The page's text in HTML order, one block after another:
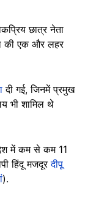
छात्र नेता
की एक और लहर
दी गई, जिनमें प्रमुख
भी शामिल थे
में कम से कम 11
हिंदू मजदूरदीपू
).